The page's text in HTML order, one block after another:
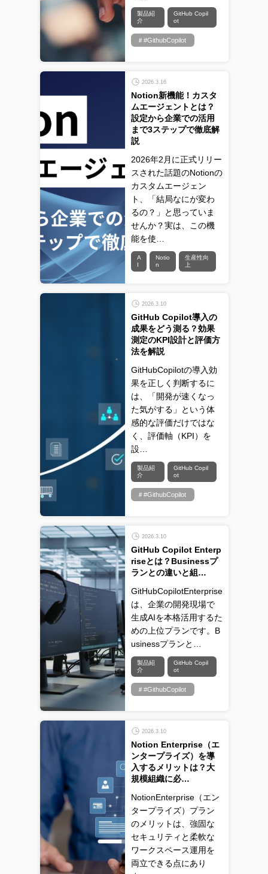
製品紹
介
GitHub Copil
ot
＃#GithubCopilot
2026.3.16
Notion新機能！カスタ
ムエージェントとは？
設定から企業での活用
まで3ステップで徹底解
説
2026年2月に正式リリー
スされた話題のNotionの
カスタムエージェン
ト、「結局なにが変わ
るの？」と思っていま
せんか？実は、この機
能を使…
A
I
Notio
n
生産性向
上
2026.3.10
GitHub Copilot導入の
成果をどう測る？効果
測定のKPI設計と評価方
法を解説
GitHubCopilotの導入効
果を正しく判断するに
は、「開発が速くなっ
た気がする」という体
感的な評価だけではな
く、評価軸（KPI）を
設…
製品紹
介
GitHub Copil
ot
＃#GithubCopilot
2026.3.10
GitHub Copilot Enterp
riseとは？Businessプ
ランとの違いと組…
GitHubCopilotEnterprise
は、企業の開発現場で
生成AIを本格活用するた
めの上位プランです。B
usinessプランと…
製品紹
介
GitHub Copil
ot
＃#GithubCopilot
2026.3.10
Notion Enterprise（エ
ンタープライズ）を導
入するメリットは？大
規模組織に必…
NotionEnterprise（エン
タープライズ）プラン
のメリットは、強固な
セキュリティと柔軟な
ワークスペース運用を
両立できる点にあり